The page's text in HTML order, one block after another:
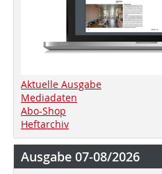
Aktuelle Ausgabe
Mediadaten
Abo-Shop
Heftarchiv
Ausgabe 07-08/2026